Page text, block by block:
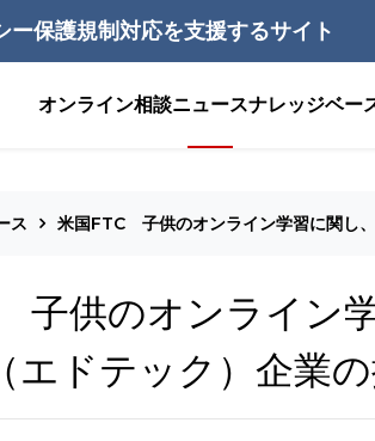
ー保護規制対応を支援するサイト
オンライン相談ニュースナレッジベー
ス 米国FTC 子供のオンライン学習に関し
供のオンライン学
エドテック）企業